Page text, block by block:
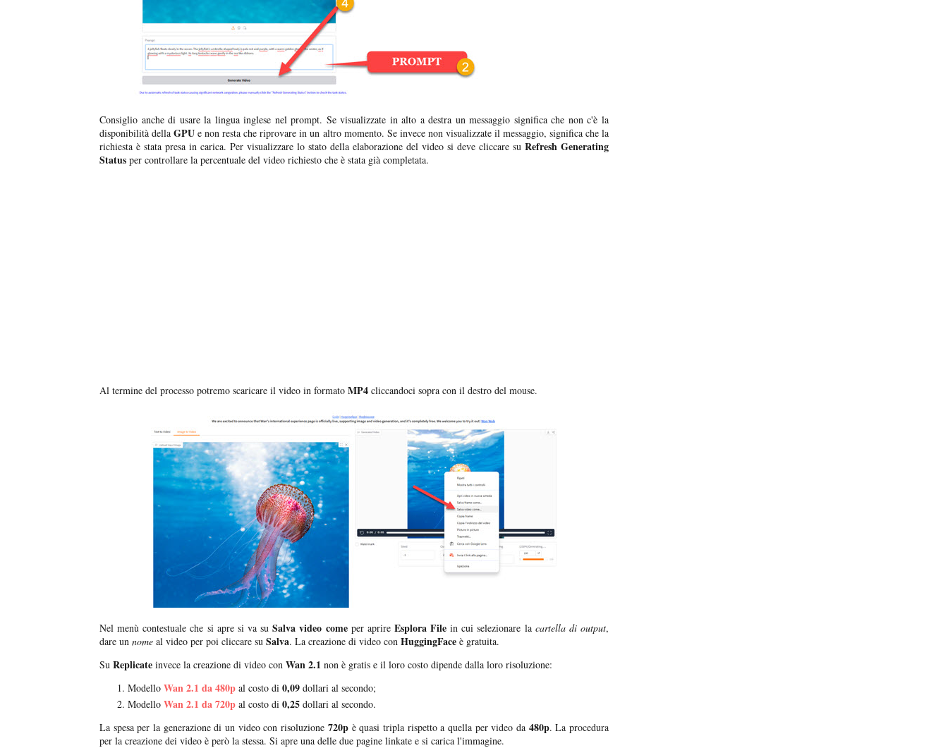
Consiglio anche di usare la lingua inglese nel prompt. Se visualizzate in alto a destra un messaggio significa che non c'è la
disponibilità dellaGPU e non resta che riprovare in un altro momento. Se invece non visualizzate il messaggio, significa che la
richiesta è stata presa in carica. Per visualizzare lo stato della elaborazione del video si deve cliccare su Refresh Generating
Status per controllare la percentuale del video richiesto che è stata già completata.
Al termine del processo potremo scaricare il video in formato MP4 cliccandoci sopra con il destro del mouse.
Nel menù contestuale che si apre si va suSalva video comeper aprire Esplora File in cui selezionare la cartella di output,
dare un nome al video per poi cliccare su Salva. La creazione di video con HuggingFace è gratuita.
Su Replicate invece la creazione di video con Wan 2.1 non è gratis e il loro costo dipende dalla loro risoluzione:
Modello Wan 2.1 da 480p al costo di 0,09 dollari al secondo;
Modello Wan 2.1 da 720p al costo di 0,25 dollari al secondo.
La spesa per la generazione di un video con risoluzione 720pè quasi tripla rispetto a quella per video da480p. La procedura
per la creazione dei video è però la stessa. Si apre una delle due pagine linkate e si carica l'immagine.